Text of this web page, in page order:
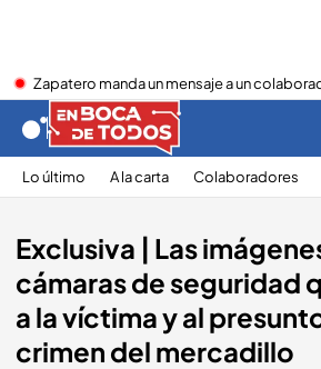
Zapatero manda un mensaje a un
Lo último A la carta Colaboradores
Exclusiva | Las
cámaras de seguridad
a la víctima y al
crimen del mercadillo